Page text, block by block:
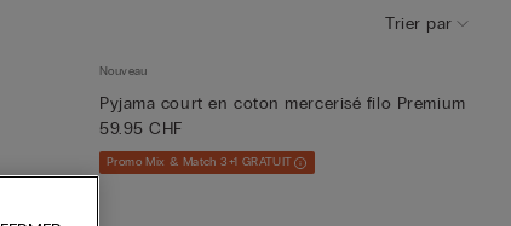
Trier par
Nouveau
Pyjama court en coton mercerisé filo Premium
59.95 CHF
Promo Mix & Match 3+1 GRATUIT